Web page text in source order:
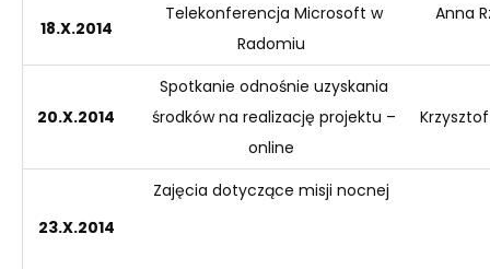
18.X.2014
Telekonferencja Microsoft w
Radomiu
Anna
20.X.2014
Spotkanie odnośnie uzyskania
środków na realizację projektu –
online
23.X.2014
Zajęcia dotyczące misji nocnej